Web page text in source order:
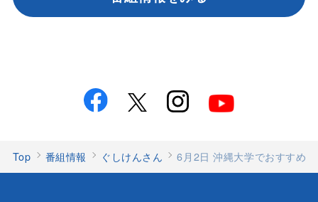
Top 番組情報 ぐしけんさん 6月2日 沖縄大学でおすすめ